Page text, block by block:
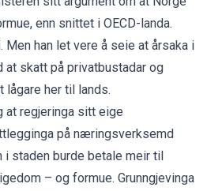
enn snittet i OECD-landa.
Men han let vere å seie at årsaka i
at skatt på privatbustadar og
lågare her til lands.
at regjeringa sitt eige
på næringsverksemd
i staden burde betale meir til
– og formue. Grunngjevinga